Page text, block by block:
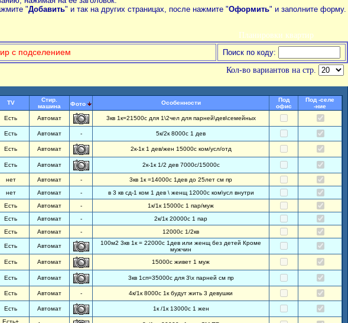
"Добавить" и так на других страницах, после нажмите "Оформить" и заполните форму.
Планировки квартир
с подселением
Поиск по коду:
Кол-во вариантов на стр.
TV
Стир.
машина
Фото Особенности
Под
офис
Под -селе
-ние
Есть Автомат 3кв 1к=21500с для 1\2чел для парней\дев\семейных
Есть Автомат - 5к/2к 8000с 1 дев
Есть Автомат 2к-1к 1 дев/жен 15000с ком/усл/отд
Есть Автомат 2к-1к 1/2 дев 7000с/15000с
нет Автомат -
3кв 1к =14000с 1дев до 25лет см пр
нет Автомат -
в 3 кв сд-1 ком 1 дев \ женщ 12000с ком\усл внутри
Есть Автомат -
1к/1к 15000с 1 пар/муж
Есть Автомат -
2к/1к 20000с 1 пар
Есть Автомат - 12000с 1/2кв
Есть Автомат
100м2 3кв 1к = 22000с 1дев или женщ без детей Кроме
мужчин
Есть Автомат 15000с живет 1 муж
Есть Автомат 3кв 1сп=35000с для 3\х парней см пр
Есть Автомат - 4к/1к 8000с 1к будут жить 3 девушки
Есть Автомат 1к /1к 13000с 1 жен
Есть+